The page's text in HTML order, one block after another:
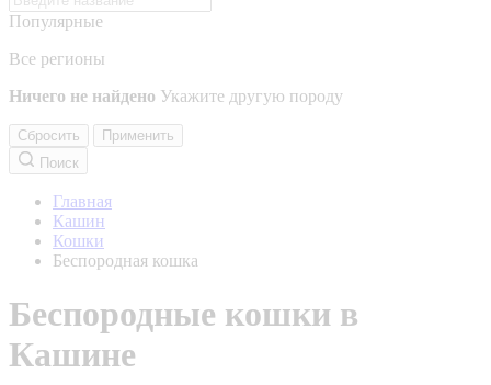
Популярные
Все регионы
Ничего не найдено Укажите другую породу
Сбросить
Применить
Поиск
Главная
Кашин
Кошки
Беспородная кошка
Беспородные кошки в
Кашине